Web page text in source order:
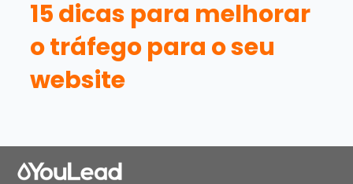
15 dicas para melhorar
o tráfego para o seu
website